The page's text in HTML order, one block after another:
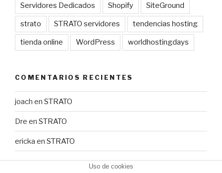
Servidores Dedicados Shopify SiteGround
strato STRATO servidores tendencias hosting
tienda online WordPress worldhostingdays
COMENTARIOS RECIENTES
joach en STRATO
Dre en STRATO
ericka en STRATO
Uso de cookies